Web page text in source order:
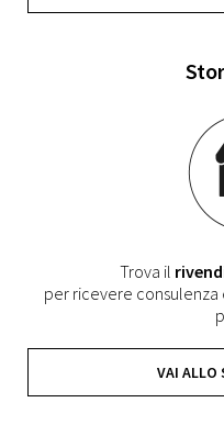
Trova il
per ricevere
VAI ALLO